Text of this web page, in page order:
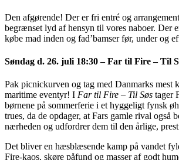
Den afgørende! Der er fri entré og
begrænset lyd af hensyn til vores naboer. Der
købe mad inden og fad’bamser før, under og
Søndag d. 26. juli 18:30 – Far til Fire – Til
Pak picnickurven og tag med Danmarks mest
maritime eventyr! I Far til Fire – Til Søs tager
børnene på sommerferie i et hyggeligt fynsk
trues, da de opdager, at Fars gamle rival også
nærheden og udfordrer dem til den årlige,
Det bliver en hæsblæsende kamp på vandet
Fire-kaos, skøre påfund og masser af godt